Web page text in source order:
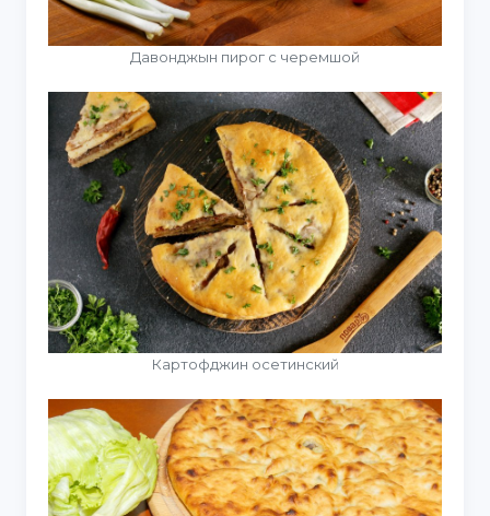
Давонджын пирог с черемшой
Картофджин осетинский